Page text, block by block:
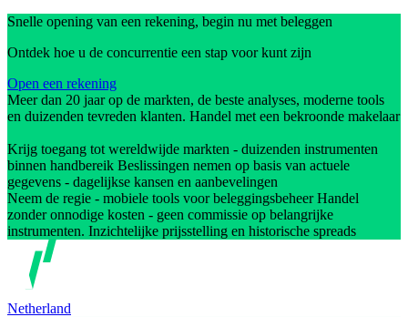
Snelle opening van een rekening, begin nu met beleggen
Ontdek hoe u de concurrentie een stap voor kunt zijn
Open een rekening
Meer dan 20 jaar op de markten, de beste analyses, moderne tools
en duizenden tevreden klanten. Handel met een bekroonde makelaar
Krijg toegang tot wereldwijde markten - duizenden instrumenten
binnen handbereik Beslissingen nemen op basis van actuele
gegevens - dagelijkse kansen en aanbevelingen
Neem de regie - mobiele tools voor beleggingsbeheer Handel
zonder onnodige kosten - geen commissie op belangrijke
instrumenten. Inzichtelijke prijsstelling en historische spreads
Netherland